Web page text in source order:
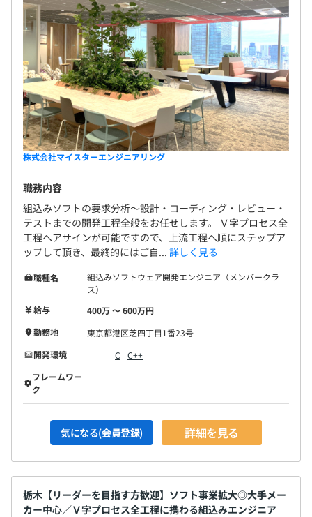
評価管理シートを使用して半期ごとの目標設定、振り返り
による評価をおこなっています。
常務取締役/事業部門長/メカトロ事業部長 古谷 敏之氏
大手電機メーカー入社後に生産技術者、工場長を務める。
その後タイ・ベトナム製造会社社長として東南アジアにお
ける白物家電のベース拠点構築に取り組み、ブラジル現地
法人の経営責任者として電子レンジ事業の再生に貢献し
た。
2013年6月に株式会社マイスターエンジニアリングへ入
社。ファシリティ事業部長を経て、メカトロ事業部長に就
任。2020年4月に常務取締役、事業部門長に就任し両事業
進めています。
【開発形態】
PL：要件定義、成果物チェック、納品対応
メンバークラス：要求分析～基本・詳細設計～製作～テス
株式会社マイスターエンジニアリング
職務内容
組込みソフトの要求分析～設計・コーディング・レビュー・
テストまでの開発工程全般をお任せします。 Ｖ字プロセス全
工程へアサインが可能ですので、上流工程へ順にステップア
ップして頂き、最終的にはご自... 詳しく見る
職種名
組込みソフトウェア開発エンジニア（メンバークラ
ス）
給与
400万 〜 600万円
勤務地
東京都港区芝四丁目1番23号
開発環境
C
C++
フレームワー
ク
気になる(会員登録) 詳細を見る
栃木【リーダーを目指す方歓迎】ソフト事業拡大◎大手メー
カー中心／Ｖ字プロセス全工程に携わる組込みエンジニア